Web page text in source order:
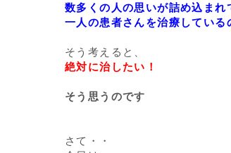
数多くの人の思いが詰め込まれ
一人の患者さんを治療している
そう考えると、
絶対に治したい！
そう思うのです
さて・・